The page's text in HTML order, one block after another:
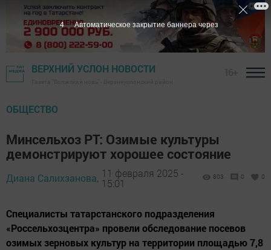
ВЕРХНИЙ УСЛОН НОВОСТИ
ОБЩЕСТВО
Минсельхоз РТ: Озимые культуры
демонстрируют хорошее состояние
Диана Салихзанова, 11 февраля 2025 -
15:01
803 0 0
Специалисты татарстанского подразделения
«Россельхозцентра» провели обследование посевов
озимых зерновых культур на территории площадью 7,8
3 Автоматическое закрытие баннера через